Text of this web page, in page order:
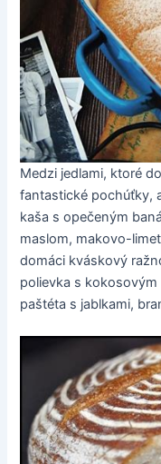
Medzi jedlami, ktoré
fantastické pochúťky,
kaša s opečeným
maslom, makovo-
domáci kváskový
polievka s kokosovým
paštéta s jablkami,